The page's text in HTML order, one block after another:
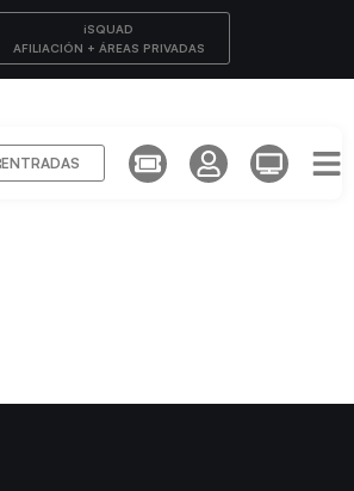
iSQUAD
AFILIACIÓN + ÁREAS PRIVADAS
ENTRADAS